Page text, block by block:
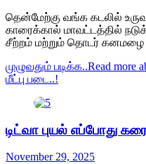
தென்மேற்கு வங்க கடலில்
காரைக்கால் மாவட்டத்தில்
சீற்றம் மற்றும் தொடர் கனமழை
முழுவதும் படிக்க..Read more
மீட்பு படை..!
டிட்வா புயல் எப்போது
November 29, 2025